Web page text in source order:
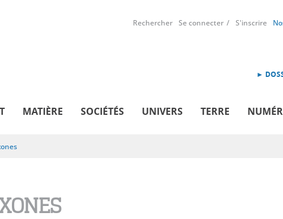
Rechercher Se connecter S'inscrire
►
MATIÈRE SOCIÉTÉS UNIVERS TERRE